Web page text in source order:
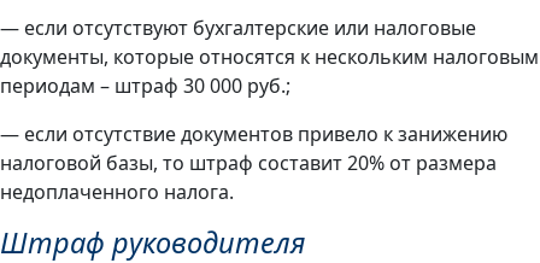
— если отсутствуют бухгалтерские или налоговые
документы, которые относятся к нескольким налоговым
периодам – штраф 30 000 руб.;
— если отсутствие документов привело к занижению
налоговой базы, то штраф составит 20% от размера
недоплаченного налога.
Штраф руководителя